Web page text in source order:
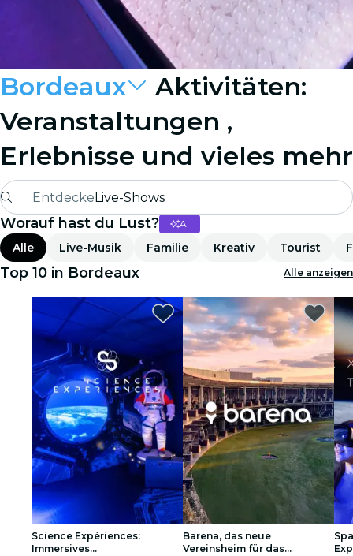
Bordeaux
Aktivitäten:
Veranstaltungen ,
Erlebnisse und vieles mehr
EntdeckeLive-Shows
Madrid
Candlelight
London
Erlebnisse und Städte
São Paulo
Seoul
Stadttouren
Konzerte
Restaurants
Worauf hast du Lust? AI
Alle Live-Musik Familie Kreativ Tourist
Top 10 in Bordeaux Alle anzeigen
Science Expériences:
Immersives
Barena, das neue
Vereinsheim für das